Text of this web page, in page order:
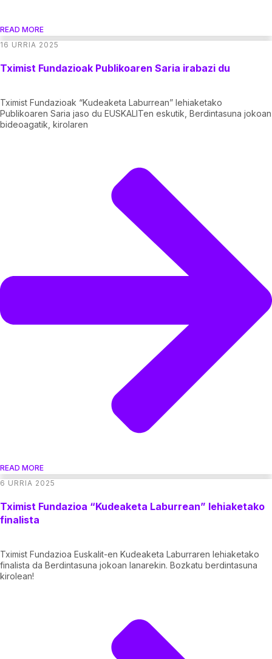
READ MORE
16 URRIA 2025
Tximist Fundazioak Publikoaren Saria irabazi du
Tximist Fundazioak “Kudeaketa Laburrean” lehiaketako
Publikoaren Saria jaso du EUSKALITen eskutik, Berdintasuna jokoan
bideoagatik, kirolaren
READ MORE
6 URRIA 2025
Tximist Fundazioa “Kudeaketa Laburrean” lehiaketako
finalista
Tximist Fundazioa Euskalit-en Kudeaketa Laburraren lehiaketako
finalista da Berdintasuna jokoan lanarekin. Bozkatu berdintasuna
kirolean!